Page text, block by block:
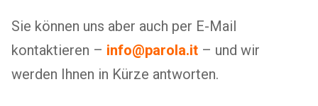
Sie können uns aber auch per E-Mail
kontaktieren – info@parola.it– und wir
werden Ihnen in Kürze antworten.